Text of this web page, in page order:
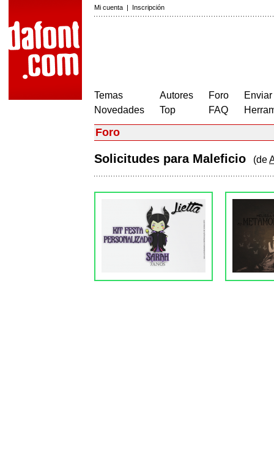
Mi cuenta | Inscripción
Temas
Novedades
Autores
Top
Foro
FAQ
Foro
Solicitudes para Maleficio (de